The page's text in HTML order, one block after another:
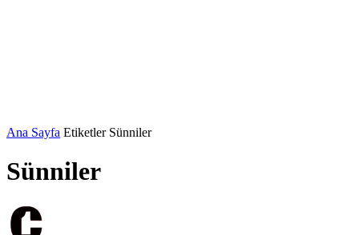
Ana Sayfa Etiketler Sünniler
Sünniler